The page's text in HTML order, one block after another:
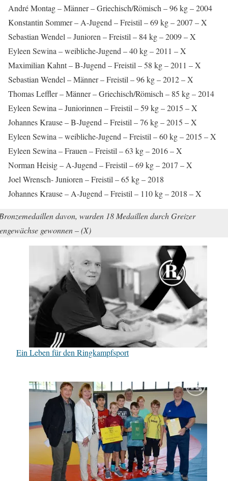
André Montag – Männer – Griechisch/Römisch – 96 kg – 2004
Konstantin Sommer – A-Jugend – Freistil – 69 kg – 2007 – X
Sebastian Wendel – Junioren – Freistil – 84 kg – 2009 – X
Eyleen Sewina – weibliche-Jugend – 40 kg – 2011 – X
Maximilian Kahnt – B-Jugend – Freistil – 58 kg – 2011 – X
Sebastian Wendel – Männer – Freistil – 96 kg – 2012 – X
Thomas Leffler – Männer – Griechisch/Römisch – 85 kg – 2014
Eyleen Sewina – Juniorinnen – Freistil – 59 kg – 2015 – X
Johannes Krause – B-Jugend – Freistil – 76 kg – 2015 – X
Eyleen Sewina – weibliche-Jugend – Freistil – 60 kg – 2015 – X
Eyleen Sewina – Frauen – Freistil – 63 kg – 2016 – X
Norman Heisig – A-Jugend – Freistil – 69 kg – 2017 – X
Joel Wrensch- Junioren – Freistil – 65 kg – 2018
Johannes Krause – A-Jugend – Freistil – 110 kg – 2018 – X
davon, wurden 18 Medaillen durch Greizer
gewonnen – (X)
Ein Leben für den Ringkampfsport